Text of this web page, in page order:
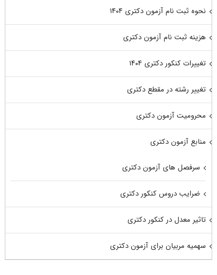
نحوه ثبت نام آزمون دکتری ۱۴۰۴
هزینه ثبت نام آزمون دکتری
تغییرات کنکور دکتری ۱۴۰۴
تغییر رشته در مقطع دکتری
محرومیت آزمون دکتری
منابع آزمون دکتری
سرفصل های آزمون دکتری
ضرایب دروس کنکور دکتری
تاثیر معدل در کنکور دکتری
سهمیه مربیان برای آزمون دکتری